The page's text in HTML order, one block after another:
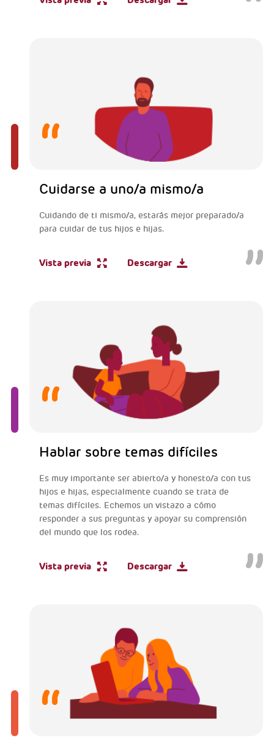
Cuidarse a uno/a mismo/a
Cuidando de ti mismo/a, estarás mejor preparado/a
para cuidar de tus hijos e hijas.
Vista previa Descargar
Hablar sobre temas difíciles
Es muy importante ser abierto/a y honesto/a con tus
hijos e hijas, especialmente cuando se trata de
temas difíciles. Echemos un vistazo a cómo
responder a sus preguntas y apoyar su comprensión
del mundo que los rodea.
Vista previa Descargar